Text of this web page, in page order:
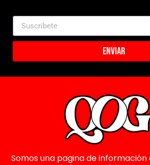
Enviar
Somos una pagina de